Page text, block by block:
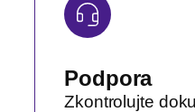
Podpora
Zkontrolujte